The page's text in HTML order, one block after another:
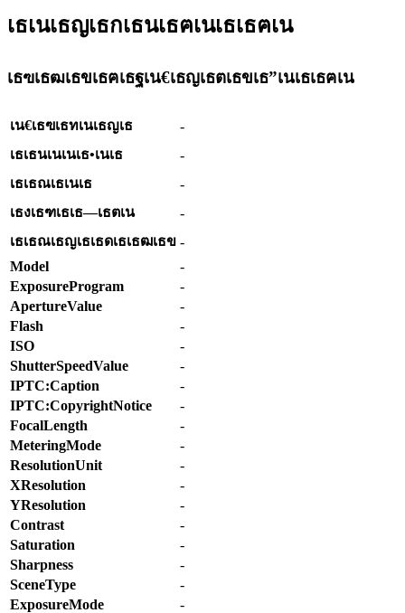
เธเนเธญเธกเธนเธฅเนเธเธฅเน
เธฃเธฒเธขเธฅเธฐเน€เธญเธตเธขเธ”เนเธเธฅเน
เน€เธฃเธทเนเธญเธ
-
เธเธนเนเนเธ•เนเธ
-
เธเธณเธเนเธ
-
เธงเธฑเธเธ—เธตเน
-
เธเธณเธญเธเธดเธเธฒเธข -
Model
-
ExposureProgram
-
ApertureValue
-
Flash
-
ISO
-
ShutterSpeedValue
-
IPTC:Caption
-
IPTC:CopyrightNotice
-
FocalLength
-
MeteringMode
-
ResolutionUnit
-
XResolution
-
YResolution
-
Contrast
-
Saturation
-
Sharpness
-
SceneType
-
ExposureMode
-